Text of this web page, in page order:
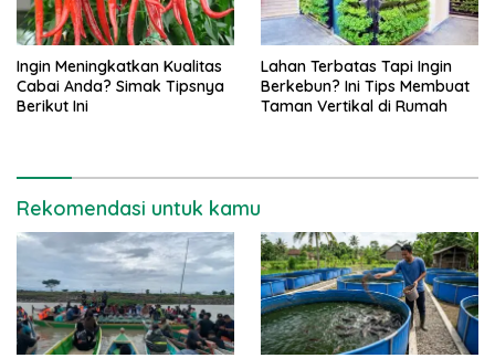
Ingin Meningkatkan Kualitas
Cabai Anda? Simak Tipsnya
Berikut Ini
Lahan Terbatas Tapi Ingin
Berkebun? Ini Tips Membuat
Taman Vertikal di Rumah
Rekomendasi untuk kamu